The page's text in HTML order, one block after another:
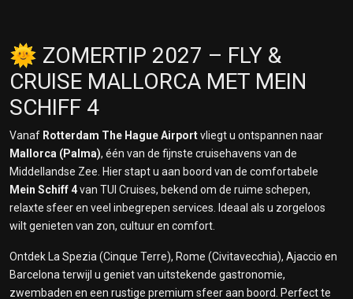
🌞 ZOMERTIP 2027 – FLY &
CRUISE MALLORCA MET MEIN
SCHIFF 4
Vanaf Rotterdam The Hague Airportvliegt u ontspannen naar
Mallorca (Palma), één van de fijnste cruisehavens van de
Middellandse Zee. Hier stapt u aan boord van de comfortabele
Mein Schiff 4van TUI Cruises, bekend om de ruime schepen,
relaxte sfeer en veel inbegrepen services. Ideaal als u zorgeloos
wilt genieten van zon, cultuur en comfort.
Ontdek La Spezia (Cinque Terre), Rome (Civitavecchia), Ajaccio en
Barcelona terwijl u geniet van uitstekende gastronomie,
zwembaden en een rustige premium sfeer aan boord. Perfect te